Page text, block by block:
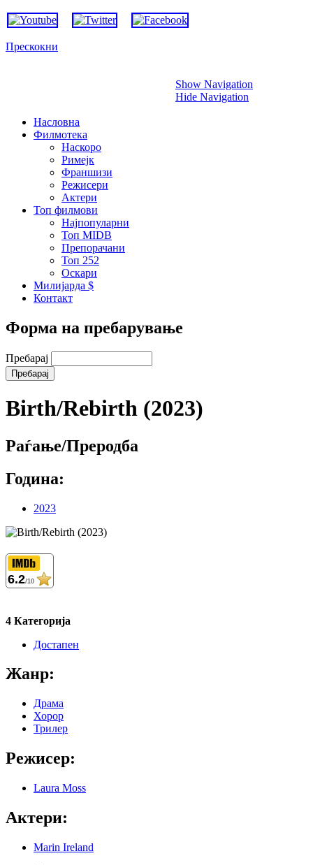
Прескокни
Show Navigation
Hide Navigation
Насловна
Филмотека
Наскоро
Римејк
Франшизи
Режисери
Актери
Топ филмови
Најпопуларни
Топ MIDB
Препорачани
Топ 252
Оскари
Милијарда $
Контакт
Форма на пребарување
Пребарај
Birth/Rebirth (2023)
Раѓање/Преродба
Година:
2023
6.2/10
4 Категорија
Достапен
Жанр:
Драма
Хорор
Трилер
Режисер:
Laura Moss
Актери:
Marin Ireland